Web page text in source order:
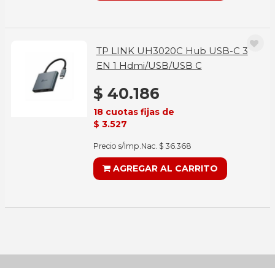
TP LINK UH3020C Hub USB-C 3
EN 1 Hdmi/USB/USB C
$ 40.186
18 cuotas fijas de
$ 3.527
Precio s/Imp.Nac. $ 36.368
AGREGAR AL CARRITO